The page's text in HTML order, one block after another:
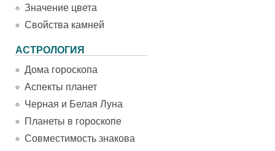
Значение цвета
Свойства камней
АСТРОЛОГИЯ
Дома гороскопа
Аспекты планет
Черная и Белая Луна
Планеты в гороскопе
Совместимость знакова